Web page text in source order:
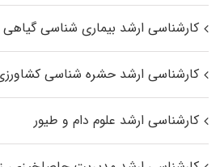
کارشناسی ارشد بیماری‌ شناسی گیاهی
کارشناسی ارشد حشره‌ شناسی
کارشناسی ارشد علوم دام و طیور